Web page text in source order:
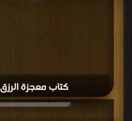
كتاب معجزة الرزق PDF
قراءة و تحميل كتاب كتاب سر اللحية البيضاء PDF مجانا | مكتبة >